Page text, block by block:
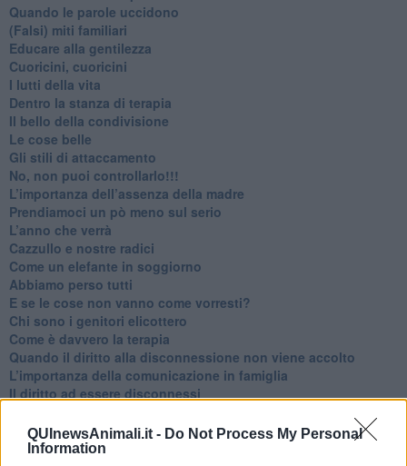
QUInewsAnimali.it - Do Not Process My Personal
Information
​Quando le parole uccidono
​(Falsi) miti familiari
​Educare alla gentilezza
​Cuoricini, cuoricini
I lutti della vita
​Dentro la stanza di terapia
​Il bello della condivisione
Le cose belle
​Gli stili di attaccamento
No, non puoi controllarlo!!!
​L’importanza dell’assenza della madre
​Prendiamoci un pò meno sul serio
​L’anno che verrà
​Cazzullo e nostre radici
​Come un elefante in soggiorno
​Abbiamo perso tutti
E se le cose non vanno come vorresti?
​Chi sono i genitori elicottero
Come è davvero la terapia
Quando il diritto alla disconnessione non viene accolto
​L’importanza della comunicazione in famiglia
​Il diritto ad essere disconnessi
​Consigli di lettura per genitori e non solo
​La Clownterapia